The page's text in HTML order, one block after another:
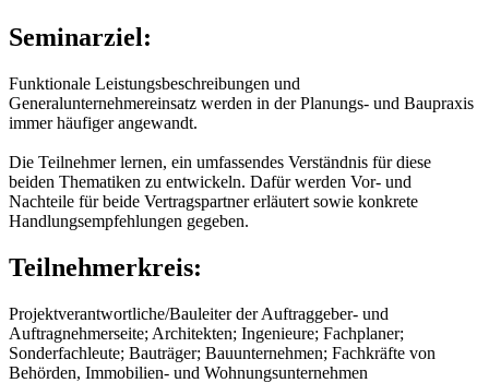
Seminarziel:
Funktionale Leistungsbeschreibungen und
Generalunternehmereinsatz werden in der Planungs- und Baupraxis
immer häufiger angewandt.
Die Teilnehmer lernen, ein umfassendes Verständnis für diese
beiden Thematiken zu entwickeln. Dafür werden Vor- und
Nachteile für beide Vertragspartner erläutert sowie konkrete
Handlungsempfehlungen gegeben.
Teilnehmerkreis:
Projektverantwortliche/Bauleiter der Auftraggeber- und
Auftragnehmerseite; Architekten; Ingenieure; Fachplaner;
Sonderfachleute; Bauträger; Bauunternehmen; Fachkräfte von
Behörden, Immobilien- und Wohnungsunternehmen